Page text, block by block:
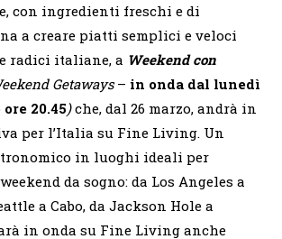
con ingredienti freschi e di
a creare piatti semplici e veloci
radici italiane, a Weekend con
Getaways– in onda dal lunedì
20.45)che, dal 26 marzo, andrà in
per l’Italia su Fine Living. Un
in luoghi ideali per
da sogno: da Los Angeles a
a Cabo, da Jackson Hole a
in onda su Fine Living anche